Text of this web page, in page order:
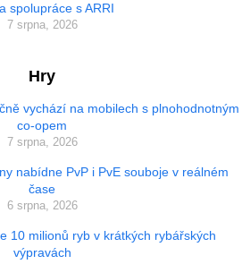
spolupráce s ARRI
7 srpna, 2026
Hry
vychází na mobilech s plnohodnotným
co-opem
7 srpna, 2026
nabídne PvP i PvE souboje v reálném
čase
6 srpna, 2026
10 milionů ryb v krátkých rybářských
výpravách